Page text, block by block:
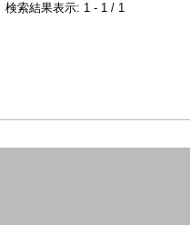
検索結果表示: 1 - 1 / 1